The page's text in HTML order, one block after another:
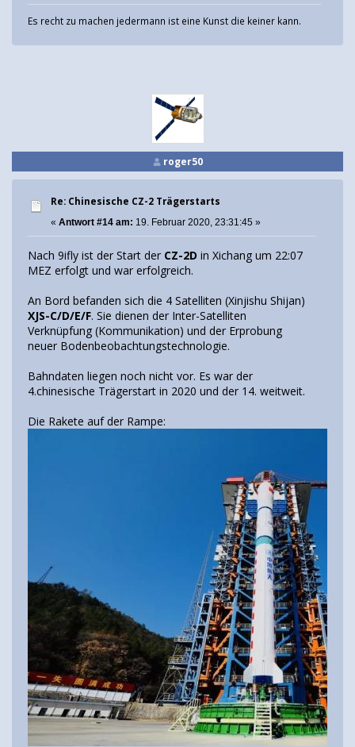
Es recht zu machen jedermann ist eine Kunst die keiner kann.
roger50
Re: Chinesische CZ-2 Trägerstarts
« Antwort #14 am: 19. Februar 2020, 23:31:45 »
Nach 9ifly ist der Start der CZ-2D in Xichang um 22:07
MEZ erfolgt und war erfolgreich.
An Bord befanden sich die 4 Satelliten (Xinjishu Shijan)
XJS-C/D/E/F. Sie dienen der Inter-Satelliten
Verknüpfung (Kommunikation) und der Erprobung
neuer Bodenbeobachtungstechnologie.
Bahndaten liegen noch nicht vor. Es war der
4.chinesische Trägerstart in 2020 und der 14. weitweit.
Die Rakete auf der Rampe: